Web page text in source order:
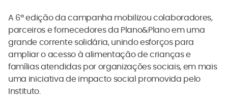
A 6ª edição da campanha mobilizou colaboradores,
parceiros e fornecedores da Plano&Plano em uma
grande corrente solidária, unindo esforços para
ampliar o acesso à alimentação de crianças e
famílias atendidas por organizações sociais, em mais
uma iniciativa de impacto social promovida pelo
Instituto.